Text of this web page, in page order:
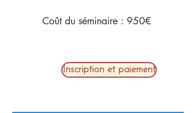
Coût du séminaire : 950€
Inscription et paiement